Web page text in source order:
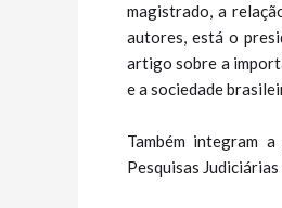
magistrado, a
autores, está o
artigo sobre a
e a sociedade
Também integram
Pesquisas